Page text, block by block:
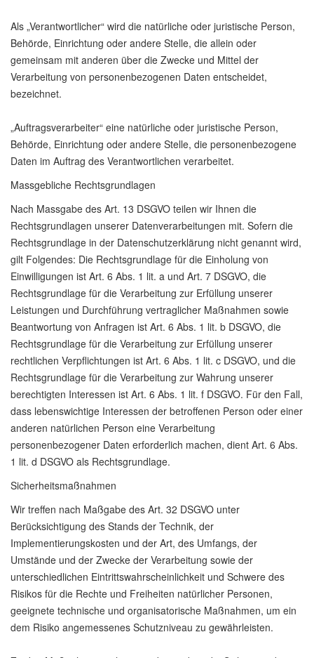
Als „Verantwortlicher“ wird die natürliche oder juristische Person,
Behörde, Einrichtung oder andere Stelle, die allein oder
gemeinsam mit anderen über die Zwecke und Mittel der
Verarbeitung von personenbezogenen Daten entscheidet,
bezeichnet.
„Auftragsverarbeiter“ eine natürliche oder juristische Person,
Behörde, Einrichtung oder andere Stelle, die personenbezogene
Daten im Auftrag des Verantwortlichen verarbeitet.
Massgebliche Rechtsgrundlagen
Nach Massgabe des Art. 13 DSGVO teilen wir Ihnen die
Rechtsgrundlagen unserer Datenverarbeitungen mit. Sofern die
Rechtsgrundlage in der Datenschutzerklärung nicht genannt wird,
gilt Folgendes: Die Rechtsgrundlage für die Einholung von
Einwilligungen ist Art. 6 Abs. 1 lit. a und Art. 7 DSGVO, die
Rechtsgrundlage für die Verarbeitung zur Erfüllung unserer
Leistungen und Durchführung vertraglicher Maßnahmen sowie
Beantwortung von Anfragen ist Art. 6 Abs. 1 lit. b DSGVO, die
Rechtsgrundlage für die Verarbeitung zur Erfüllung unserer
rechtlichen Verpflichtungen ist Art. 6 Abs. 1 lit. c DSGVO, und die
Rechtsgrundlage für die Verarbeitung zur Wahrung unserer
berechtigten Interessen ist Art. 6 Abs. 1 lit. f DSGVO. Für den Fall,
dass lebenswichtige Interessen der betroffenen Person oder einer
anderen natürlichen Person eine Verarbeitung
personenbezogener Daten erforderlich machen, dient Art. 6 Abs.
1 lit. d DSGVO als Rechtsgrundlage.
Sicherheitsmaßnahmen
Wir treffen nach Maßgabe des Art. 32 DSGVO unter
Berücksichtigung des Stands der Technik, der
Implementierungskosten und der Art, des Umfangs, der
Umstände und der Zwecke der Verarbeitung sowie der
unterschiedlichen Eintrittswahrscheinlichkeit und Schwere des
Risikos für die Rechte und Freiheiten natürlicher Personen,
geeignete technische und organisatorische Maßnahmen, um ein
dem Risiko angemessenes Schutzniveau zu gewährleisten.